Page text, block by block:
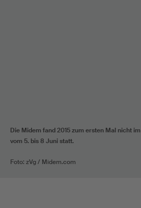
Die Midem fand 2015 zum ersten Mal nicht
vom 5. bis 8 Juni statt.
Foto: zVg / Midem.com